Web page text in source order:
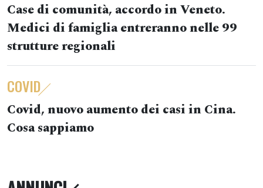
Case di comunità, accordo in Veneto.
Medici di famiglia entreranno nelle 99
strutture regionali
COVID
Covid, nuovo aumento dei casi in Cina.
Cosa sappiamo